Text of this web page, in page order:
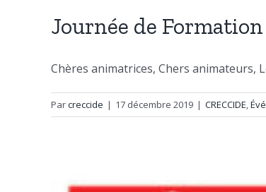
Journée de
Chères animatrices, Chers animateurs,
Parcreccide | 17 décembre 2019 | CRECCIDE,